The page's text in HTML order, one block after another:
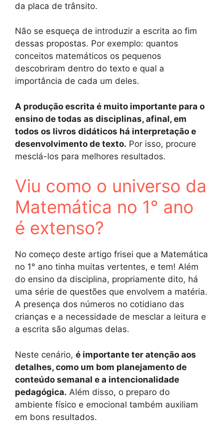
da placa de trânsito.
Não se esqueça de introduzir a escrita ao fim
dessas propostas. Por exemplo: quantos
conceitos matemáticos os pequenos
descobriram dentro do texto e qual a
importância de cada um deles.
A produção escrita é muito importante para o
ensino de todas as disciplinas, afinal, em
todos os livros didáticos há interpretação e
desenvolvimento de texto. Por isso, procure
mesclá-los para melhores resultados.
Viu como o universo da
Matemática no 1° ano
é extenso?
No começo deste artigo frisei que a Matemática
no 1° ano tinha muitas vertentes, e tem! Além
do ensino da disciplina, propriamente dito, há
uma série de questões que envolvem a matéria.
A presença dos números no cotidiano das
crianças e a necessidade de mesclar a leitura e
a escrita são algumas delas.
Neste cenário, é importante ter atenção aos
detalhes, como um bom planejamento de
conteúdo semanal e a intencionalidade
pedagógica. Além disso, o preparo do
ambiente físico e emocional também auxiliam
em bons resultados.